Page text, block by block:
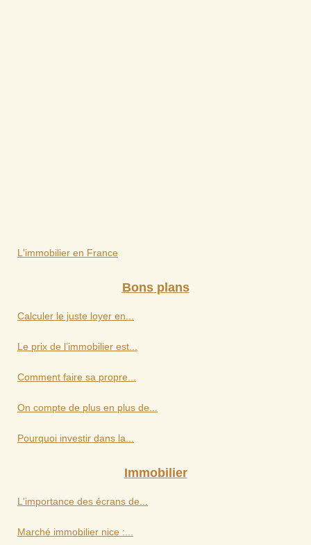
L'immobilier en France
Bons plans
Calculer le juste loyer en...
Le prix de l’immobilier est...
Comment faire sa propre...
On compte de plus en plus de...
Pourquoi investir dans la...
Immobilier
L'importance des écrans de...
Marché immobilier nice :...